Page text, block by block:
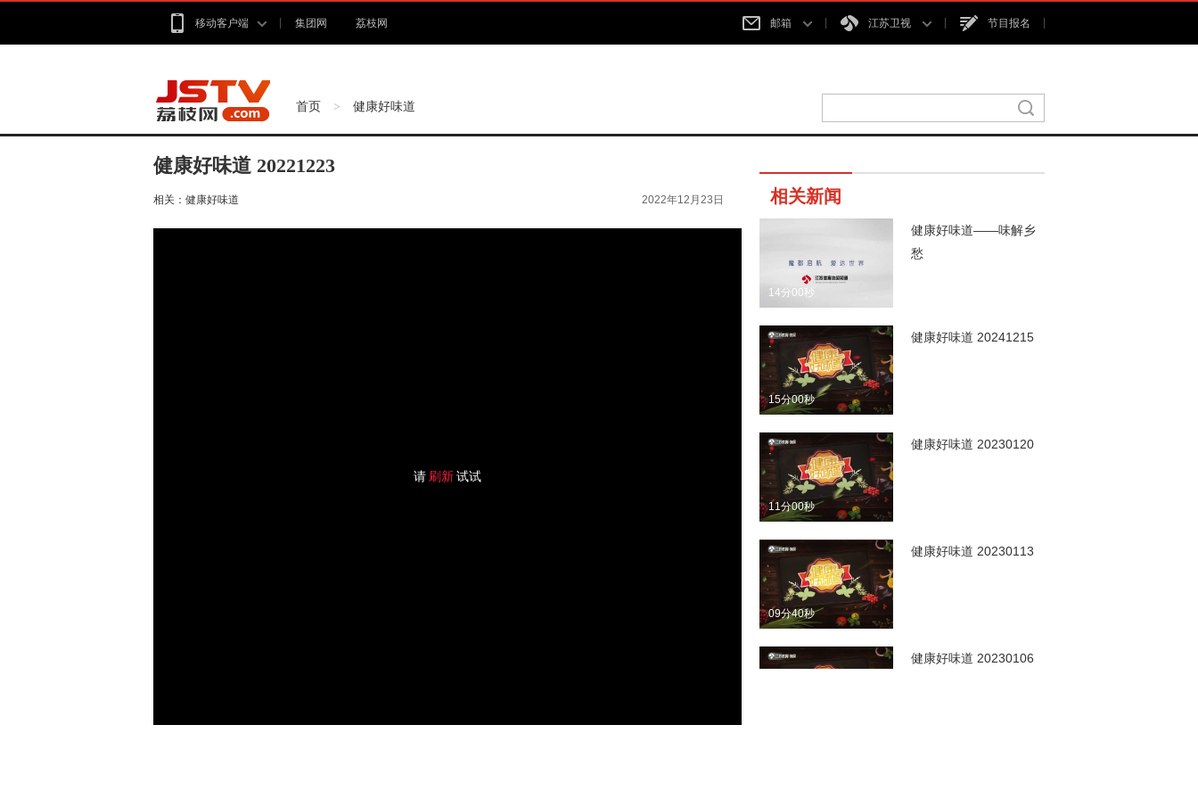
移动客户端 集团网 荔枝网 邮箱 江苏卫视 节目报名
首页 > 健康好味道
健康好味道 20221223
相关： 健康好味道 2022年12月23日
请 刷新 试试
相关新闻
14分00秒
健康好味道——味解乡
愁
15分00秒
健康好味道 20241215
11分00秒
健康好味道 20230120
09分40秒
健康好味道 20230113
健康好味道 20230106